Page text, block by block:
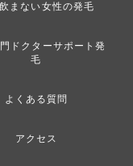
まない女性の発毛
ドクターサポート発
毛
よくある質問
アクセス